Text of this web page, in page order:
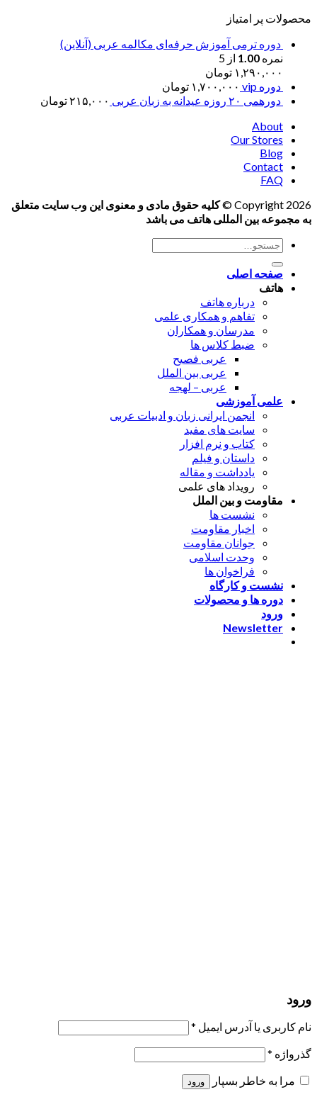
محصولات پر امتیاز
دوره ترمی آموزش حرفه‌ای مکالمه عربی (آنلاین)
نمره 1.00 از 5
۱,۲۹۰,۰۰۰ تومان
دوره vip
۱,۷۰۰,۰۰۰ تومان
دورهمی ۲۰ روزه عیدانه به زبان عربی
۲۱۵,۰۰۰تومان
About
Our Stores
Blog
Contact
FAQ
Copyright 2026 ©
کلیه حقوق مادی و معنوی این وب سایت متعلق
به مجموعه بین المللی هاتف می باشد
جستجو
برای:
صفحه اصلی
هاتف
درباره هاتف
تفاهم و همکاری علمی
مدرسان و همکاران
ضبط کلاس ها
عربی فصیح
عربی بین الملل
عربی – لهجه
علمی آموزشی
انجمن ایرانی زبان و ادبیات عربی
سایت های مفید
کتاب و نرم افزار
داستان و فیلم
یادداشت و مقاله
رویداد های علمی
مقاومت و بین الملل
نشست ها
اخبار مقاومت
جوانان مقاومت
وحدت اسلامی
فراخوان ها
نشست و کارگاه
دوره ها و محصولات
ورود
Newsletter
ورود
نام کاربری یا آدرس ایمیل *
گذرواژه *
مرا به خاطر بسپار
ورود